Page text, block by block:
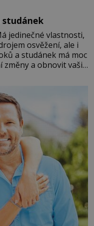
studánek
jedinečné vlastnosti,
osvěžení, ale i
a studánek má moc
a obnovit vaši
do svého života